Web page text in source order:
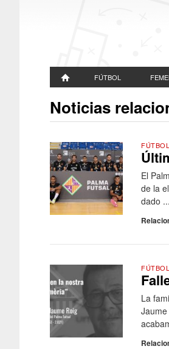
FÚTBOL
Noticias
El
de la
dado ...
La